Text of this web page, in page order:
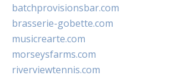
batchprovisionsbar.com
brasserie-gobette.com
musicrearte.com
morseysfarms.com
riverviewtennis.com